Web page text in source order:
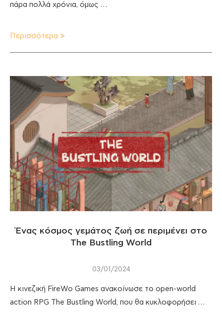
πάρα πολλά χρόνια, όμως …
Περισσότερα
Ένας κόσμος γεμάτος ζωή σε περιμένει στο
The Bustling World
03/01/2024
Η κινεζική FireWo Games ανακοίνωσε το open-world
action RPG The Bustling World, που θα κυκλοφορήσει …